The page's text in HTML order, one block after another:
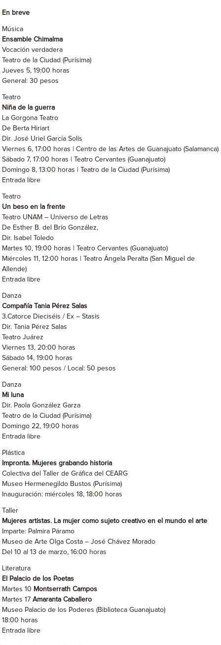
En breve
Música
Ensamble Chimalma
Vocación verdadera
Teatro de la Ciudad (Purísima)
Jueves 5, 19:00 horas
General: 30 pesos
Teatro
Niña de la guerra
La Gorgona Teatro
De Berta Hiriart
Dir. José Uriel García Solís
Viernes 6, 17:00 horas | Centro de las Artes de Guanajuato (Salamanca)
Sábado 7, 17:00 horas | Teatro Cervantes (Guanajuato)
Domingo 8, 13:00 horas | Teatro de la Ciudad (Purísima)
Entrada libre
Teatro
Un beso en la frente
Teatro UNAM – Universo de Letras
De Esther B. del Brío González,
Dir. Isabel Toledo
Martes 10, 19:00 horas | Teatro Cervantes (Guanajuato)
Miércoles 11, 12:00 horas | Teatro Ángela Peralta (San Miguel de
Allende)
Entrada libre
Danza
Compañía Tania Pérez Salas
3.Catorce Dieciséis / Ex – Stasis
Dir. Tania Pérez Salas
Teatro Juárez
Viernes 13, 20:00 horas
Sábado 14, 19:00 horas
General: 100 pesos / Local: 50 pesos
Danza
Mi luna
Dir. Paola González Garza
Teatro de la Ciudad (Purísima)
Domingo 22, 19:00 horas
Entrada libre
Plástica
Impronta. Mujeres grabando historia
Colectiva del Taller de Gráfica del CEARG
Museo Hermenegildo Bustos (Purísima)
Inauguración: miércoles 18, 18:00 horas
Taller
Mujeres artistas. La mujer como sujeto creativo en el mundo el arte
Imparte: Palmira Páramo
Museo de Arte Olga Costa – José Chávez Morado
Del 10 al 13 de marzo, 16:00 horas
Literatura
El Palacio de los Poetas
Martes 10 Montserrath Campos
Martes 17Amaranta Caballero
Museo Palacio de los Poderes (Biblioteca Guanajuato)
18:00 horas
Entrada libre